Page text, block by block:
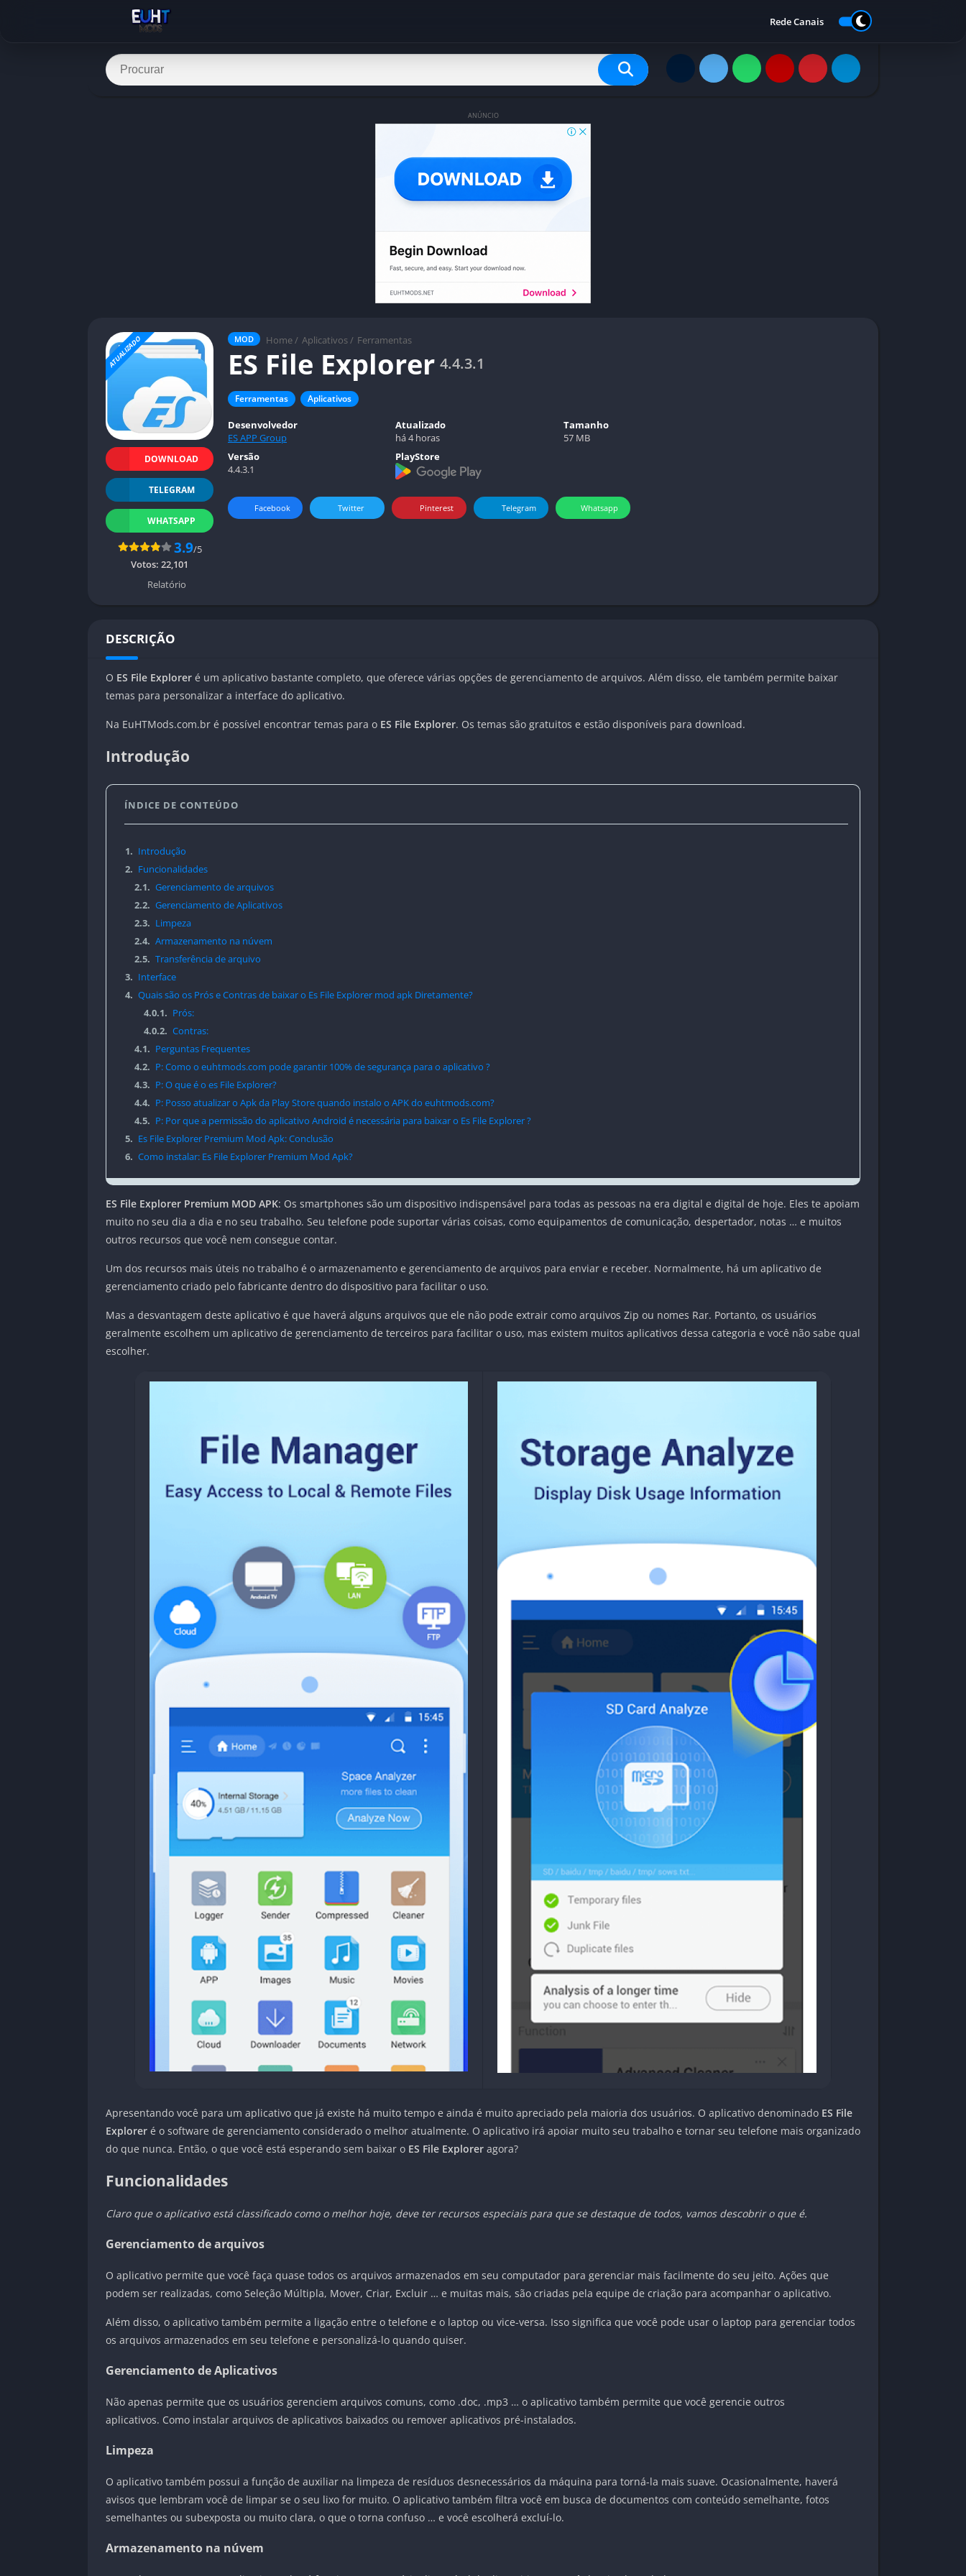
Rede Canais
ANÚNCIO
MOD Home / Aplicativos / Ferramentas
ES File Explorer 4.4.3.1
Ferramentas Aplicativos
ATUALIZADO
DOWNLOAD
TELEGRAM
WHATSAPP
3.9/5
Votos: 22,101
Relatório
Desenvolvedor
ES APP Group
Atualizado
há 4 horas
Tamanho
57 MB
Versão
4.4.3.1
PlayStore
Facebook Twitter Pinterest Telegram Whatsapp
DESCRIÇÃO
O ES File Explorer é um aplicativo bastante completo, que oferece várias opções de gerenciamento de arquivos. Além disso, ele também permite baixar
temas para personalizar a interface do aplicativo.
Na EuHTMods.com.br é possível encontrar temas para o ES File Explorer. Os temas são gratuitos e estão disponíveis para download.
Introdução
ÍNDICE DE CONTEÚDO
1. Introdução
2. Funcionalidades
2.1. Gerenciamento de arquivos
2.2. Gerenciamento de Aplicativos
2.3. Limpeza
2.4. Armazenamento na núvem
2.5. Transferência de arquivo
3. Interface
4. Quais são os Prós e Contras de baixar o Es File Explorer mod apk Diretamente?
4.0.1. Prós:
4.0.2. Contras:
4.1. Perguntas Frequentes
4.2. P: Como o euhtmods.com pode garantir 100% de segurança para o aplicativo ?
4.3. P: O que é o es File Explorer?
4.4. P: Posso atualizar o Apk da Play Store quando instalo o APK do euhtmods.com?
4.5. P: Por que a permissão do aplicativo Android é necessária para baixar o Es File Explorer ?
5. Es File Explorer Premium Mod Apk: Conclusão
6. Como instalar: Es File Explorer Premium Mod Apk?
ES File Explorer Premium MOD APK: Os smartphones são um dispositivo indispensável para todas as pessoas na era digital e digital de hoje. Eles te apoiam
muito no seu dia a dia e no seu trabalho. Seu telefone pode suportar várias coisas, como equipamentos de comunicação, despertador, notas … e muitos
outros recursos que você nem consegue contar.
Um dos recursos mais úteis no trabalho é o armazenamento e gerenciamento de arquivos para enviar e receber. Normalmente, há um aplicativo de
gerenciamento criado pelo fabricante dentro do dispositivo para facilitar o uso.
Mas a desvantagem deste aplicativo é que haverá alguns arquivos que ele não pode extrair como arquivos Zip ou nomes Rar. Portanto, os usuários
geralmente escolhem um aplicativo de gerenciamento de terceiros para facilitar o uso, mas existem muitos aplicativos dessa categoria e você não sabe qual
escolher.
Apresentando você para um aplicativo que já existe há muito tempo e ainda é muito apreciado pela maioria dos usuários. O aplicativo denominado ES File
Explorer é o software de gerenciamento considerado o melhor atualmente. O aplicativo irá apoiar muito seu trabalho e tornar seu telefone mais organizado
do que nunca. Então, o que você está esperando sem baixar o ES File Explorer agora?
Funcionalidades
Claro que o aplicativo está classificado como o melhor hoje, deve ter recursos especiais para que se destaque de todos, vamos descobrir o que é.
Gerenciamento de arquivos
O aplicativo permite que você faça quase todos os arquivos armazenados em seu computador para gerenciar mais facilmente do seu jeito. Ações que
podem ser realizadas, como Seleção Múltipla, Mover, Criar, Excluir … e muitas mais, são criadas pela equipe de criação para acompanhar o aplicativo.
Além disso, o aplicativo também permite a ligação entre o telefone e o laptop ou vice-versa. Isso significa que você pode usar o laptop para gerenciar todos
os arquivos armazenados em seu telefone e personalizá-lo quando quiser.
Gerenciamento de Aplicativos
Não apenas permite que os usuários gerenciem arquivos comuns, como .doc, .mp3 … o aplicativo também permite que você gerencie outros
aplicativos. Como instalar arquivos de aplicativos baixados ou remover aplicativos pré-instalados.
Limpeza
O aplicativo também possui a função de auxiliar na limpeza de resíduos desnecessários da máquina para torná-la mais suave. Ocasionalmente, haverá
avisos que lembram você de limpar se o seu lixo for muito. O aplicativo também filtra você em busca de documentos com conteúdo semelhante, fotos
semelhantes ou subexposta ou muito clara, o que o torna confuso … e você escolherá excluí-lo.
Armazenamento na núvem